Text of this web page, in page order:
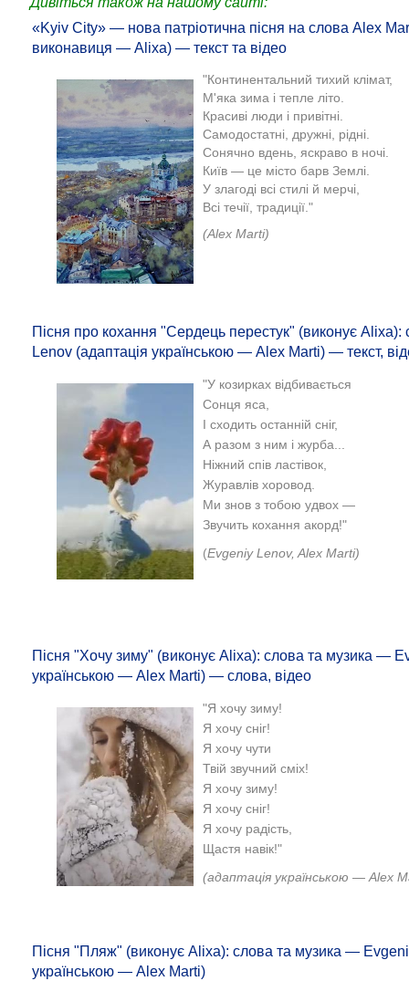
«Kyiv City» — нова патріотична пісня на слова Alex
виконавиця — Alixa) — текст та відео
"Континентальний тихий клімат,
М'яка зима і тепле літо.
Красиві люди і привітні.
Самодостатні, дружні, рідні.
Сонячно вдень, яскраво в ночі.
Київ — це місто барв Землі.
У злагоді всі стилі й мерчі,
Всі течії, традиції."
(Alex Marti)
Пісня про кохання "Сердець перестук" (виконує
Lenov (адаптація українською — Аlex Marti) — текст,
"У козирках відбивається
Сонця яса,
І сходить останній сніг,
А разом з ним і журба...
Ніжний спів ластівок,
Журавлів хоровод.
Ми знов з тобою удвох —
Звучить кохання акорд!"
(Evgeniy Lenov, Alex Marti)
Пісня "Хочу зиму" (виконує Alixa): слова та музика —
українською — Аlex Marti) — слова, відео
"Я хочу зиму!
Я хочу сніг!
Я хочу чути
Твій звучний сміх!
Я хочу зиму!
Я хочу сніг!
Я хочу радість,
Щастя навік!"
(адаптація українською — Alex
Пісня "Пляж" (виконує Alixa): слова та музика —
українською — Аlex Marti)